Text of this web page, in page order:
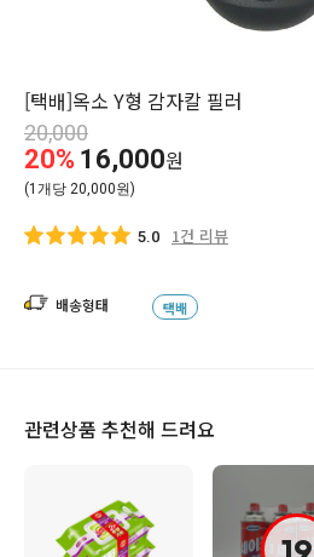
[택배]옥소 Y형 감자칼 필러
20,000
20% 16,000원
(1개당 20,000원)
5.0 1건 리뷰
배송형태 택배
관련상품 추천해 드려요